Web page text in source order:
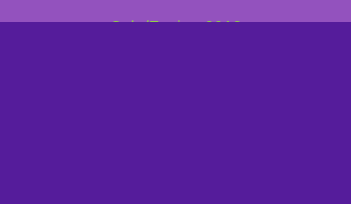
Oslo/Fusion 2018